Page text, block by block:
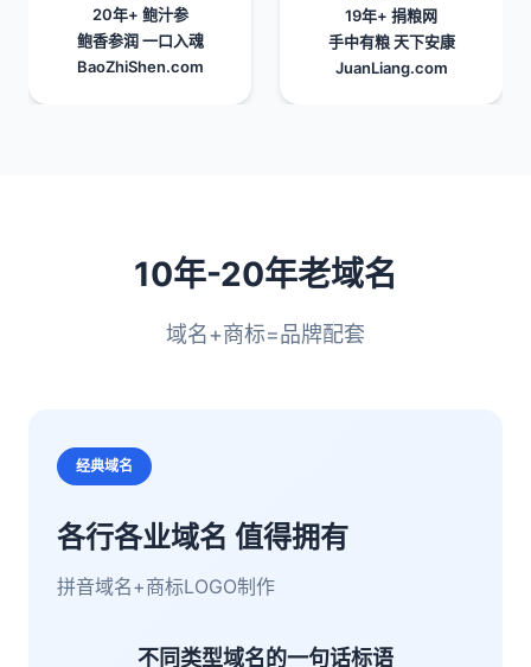
20年+ 鲍汁参
鲍香参润 一口入魂
BaoZhiShen.com
19年+ 捐粮网
手中有粮 天下安康
JuanLiang.com
10年-20年老域名
域名+商标=品牌配套
经典域名
各行各业域名 值得拥有
拼音域名+商标LOGO制作
不同类型域名的一句话标语